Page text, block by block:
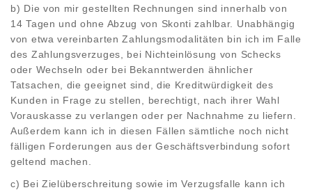
b) Die von mir gestellten Rechnungen sind innerhalb von
14 Tagen und ohne Abzug von Skonti zahlbar. Unabhängig
von etwa vereinbarten Zahlungsmodalitäten bin ich im Falle
des Zahlungsverzuges, bei Nichteinlösung von Schecks
oder Wechseln oder bei Bekanntwerden ähnlicher
Tatsachen, die geeignet sind, die Kreditwürdigkeit des
Kunden in Frage zu stellen, berechtigt, nach ihrer Wahl
Vorauskasse zu verlangen oder per Nachnahme zu liefern.
Außerdem kann ich in diesen Fällen sämtliche noch nicht
fälligen Forderungen aus der Geschäftsverbindung sofort
geltend machen.
c) Bei Zielüberschreitung sowie im Verzugsfalle kann ich